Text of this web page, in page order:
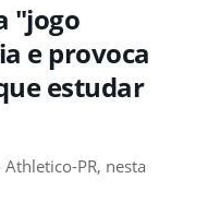
"jogo
e provoca
estudar
PR, nesta